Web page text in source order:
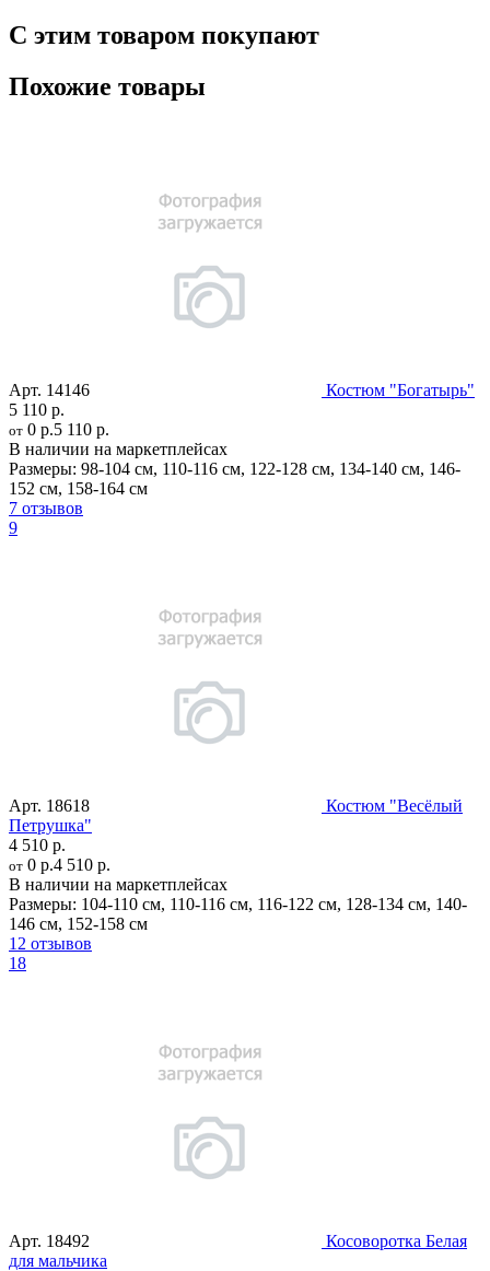
С этим товаром покупают
Похожие товары
Арт. 14146
Костюм "Богатырь"
5 110 р.
от 0 р.5 110 р.
В наличии на маркетплейсах
Размеры: 98-104 см, 110-116 см, 122-128 см, 134-140 см, 146-
152 см, 158-164 см
7 отзывов
9
Арт. 18618
Костюм "Весёлый
Петрушка"
4 510 р.
от 0 р.4 510 р.
В наличии на маркетплейсах
Размеры: 104-110 см, 110-116 см, 116-122 см, 128-134 см, 140-
146 см, 152-158 см
12 отзывов
18
Арт. 18492
Косоворотка Белая
для мальчика